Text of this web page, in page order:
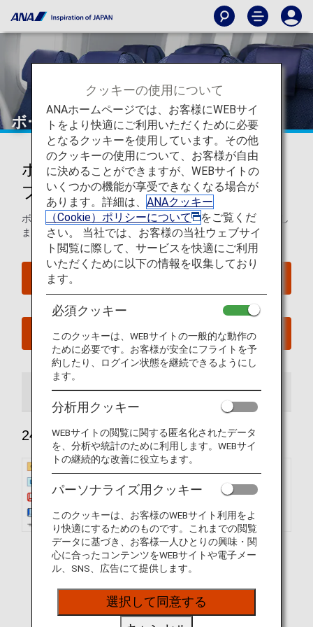
ボーイング787-9（789）
ボーイング787-9 (789)シートマッ
プ
ボーイング787-9 (789)のシートマップについてご案内いたし
ます。
今すぐ予約
246席 215席 206席
246席
クッキーの使用について
ANAホームページでは、お客様にWEBサイ
トをより快適にご利用いただくために必要
となるクッキーを使用しています。その他
のクッキーの使用について、お客様が自由
に決めることができますが、WEBサイトの
いくつかの機能が享受できなくなる場合が
あります。詳細は、 ANAクッキー
（Cookie）ポリシーについて
をご覧くだ
さい。 当社では、お客様の当社ウェブサイ
ト閲覧に際して、サービスを快適にご利用
いただくために以下の情報を収集しており
ます。
必須クッキー
このクッキーは、WEBサイトの一般的な動作の
ために必要です。お客様が安全にフライトを予
約したり、ログイン状態を継続できるようにし
ます。
分析用クッキー
WEBサイトの閲覧に関する匿名化されたデータ
を、分析や統計のために利用します。WEBサイ
トの継続的な改善に役立ちます。
パーソナライズ用クッキー
このクッキーは、お客様のWEBサイト利用をよ
り快適にするためのものです。これまでの閲覧
データに基づき、お客様一人ひとりの興味・関
心に合ったコンテンツをWEBサイトや電子メー
ル、SNS、広告にて提供します。
選択して同意する